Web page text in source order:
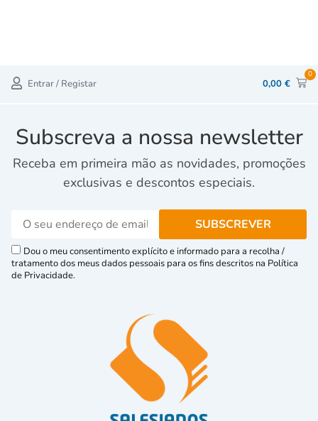
Entrar / Registar 0,00 €
0
Subscreva a nossa newsletter
Receba em primeira mão as novidades, promoções
exclusivas e descontos especiais.
Dou o meu consentimento explícito e informado para a recolha /
tratamento dos meus dados pessoais para os fins descritos na Política
de Privacidade.